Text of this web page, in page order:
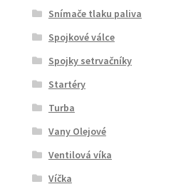
Snímače tlaku paliva
Spojkové válce
Spojky setrvačníky
Startéry
Turba
Vany Olejové
Ventilová víka
Víčka